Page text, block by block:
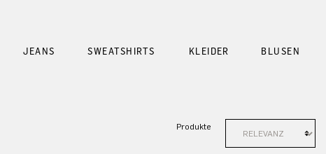
JEANS SWEATSHIRTS KLEIDER BLUSEN
Produkte